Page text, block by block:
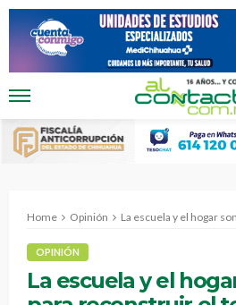
Home Opinión La escuela y el hogar son
OPINIÓN
La escuela y el